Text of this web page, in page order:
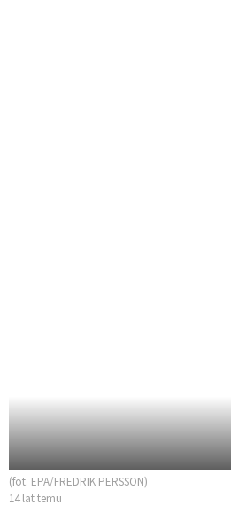
(fot. EPA/FREDRIK PERSSON)
14 lat temu